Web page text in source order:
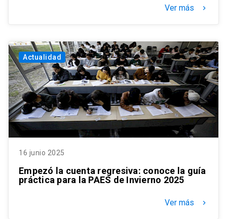
Ver más keyboard_arrow_right
Actualidad
16 junio 2025
Empezó la cuenta regresiva: conoce la guía
práctica para la PAES de Invierno 2025
Ver más keyboard_arrow_right